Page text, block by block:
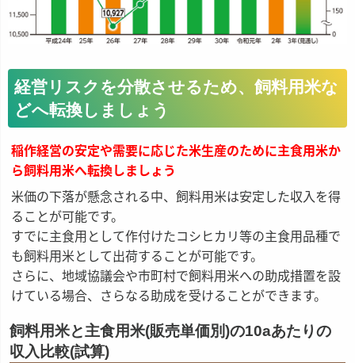
経営リスクを分散させるため、飼料用米な
どへ転換しましょう
稲作経営の安定や需要に応じた米生産のために主食用米か
ら飼料用米へ転換しましょう
米価の下落が懸念される中、飼料用米は安定した収入を得
ることが可能です。
すでに主食用として作付けたコシヒカリ等の主食用品種で
も飼料用米として出荷することが可能です。
さらに、地域協議会や市町村で飼料用米への助成措置を設
けている場合、さらなる助成を受けることができます。
飼料用米と主食用米(販売単価別)の10aあたりの
収入比較(試算)